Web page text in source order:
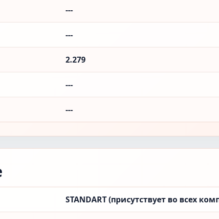
---
---
2.279
---
---
STANDART (присутствует во всех